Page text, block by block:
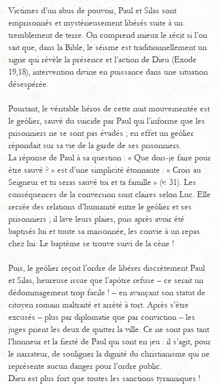
Victimes d’un abus de pouvoir, Paul et Silas sont
emprisonnés et mystérieusement libérés suite à un
tremblement de terre. On comprend mieux le récit si l’on
sait que, dans la Bible, le séisme est traditionnellement un
signe qui révèle la présence et l’action de Dieu (Exode
19,18), intervention divine en puissance dans une situation
désespérée.
Pourtant, le véritable héros de cette nuit mouvementée est
le geôlier, sauvé du suicide par Paul qui l’informe que les
prisonniers ne se sont pas évadés ; en effet un geôlier
répondait sur sa vie de la garde de ses prisonniers.
La réponse de Paul à sa question : « Que dois-je faire pour
être sauvé ? » est d’une simplicité étonnante : « Crois au
Seigneur et tu seras sauvé toi et ta famille » (v. 31). Les
conséquences de la conversion sont claires selon Luc. Elle
recrée des relations d’humanité entre le geôlier et ses
prisonniers ; il lave leurs plaies, puis après avoir été
baptisés lui et toute sa maisonnée, les convie à un repas
chez lui. Le baptême se trouve suivi de la cène !
Puis, le geôlier reçoit l’ordre de libérer discrètement Paul
et Silas, heureuse issue que l’apôtre refuse – ce serait un
dédommagement trop facile ! – en avançant son statut de
citoyen romain maltraité et arrêté à tort. Après s’être
excusés – plus par diplomatie que par conviction – les
juges prient les deux de quitter la ville. Ce ne sont pas tant
l’honneur et la fierté de Paul qui sont en jeu : il s’agit, pour
le narrateur, de souligner la dignité du christianisme qui ne
représente aucun danger pour l’ordre public.
Dieu est plus fort que toutes les sanctions tyranniques !